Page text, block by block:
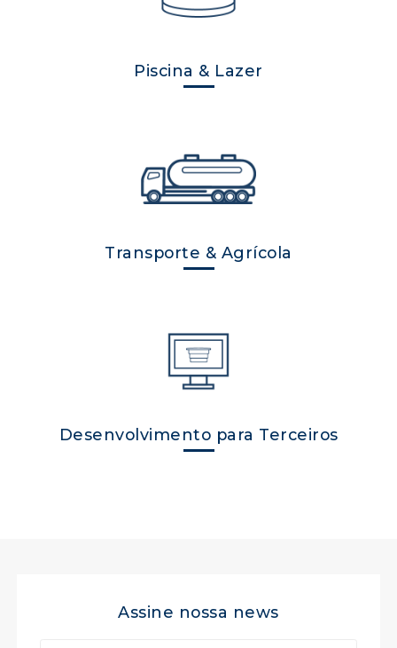
Piscina & Lazer
Transporte & Agrícola
Desenvolvimento para Terceiros
Assine nossa news